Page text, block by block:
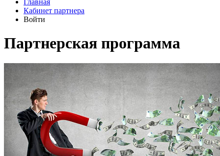
Главная
Кабинет партнера
Войти
Партнерская программа